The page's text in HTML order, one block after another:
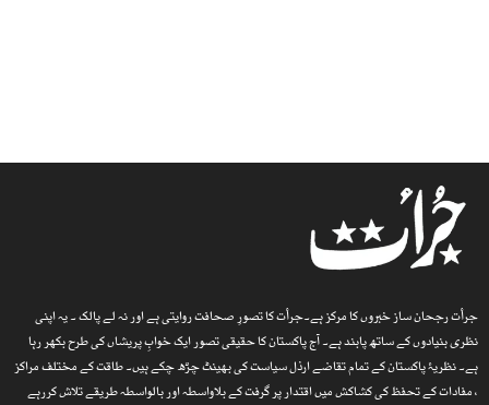
جرأت رجحان ساز خبروں کا مرکز ہے۔جرأت کا تصورِ صحافت روایتی ہے اور نہ لے پالک ۔ یہ اپنی
نظری بنیادوں کے ساتھ پابند ہے۔ آج پاکستان کا حقیقی تصور ایک خوابِ پریشاں کی طرح بکھر رہا
ہے۔ نظریۂ پاکستان کے تمام تقاضے ارذل سیاست کی بھینٹ چڑھ چکے ہیں۔ طاقت کے مختلف مراکز
، مفادات کے تحفظ کی کشاکش میں اقتدار پر گرفت کے بلاواسطہ اور بالواسطہ طریقے تلاش کررہے